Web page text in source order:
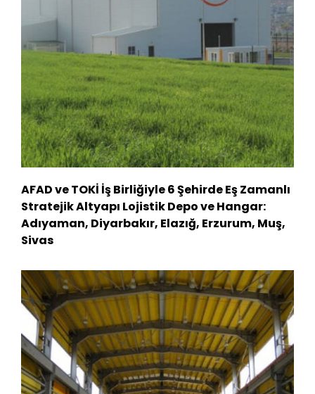
AFAD ve TOKİ İş Birliğiyle 6 Şehirde Eş Zamanlı
Stratejik Altyapı Lojistik Depo ve Hangar:
Adıyaman, Diyarbakır, Elazığ, Erzurum, Muş,
Sivas